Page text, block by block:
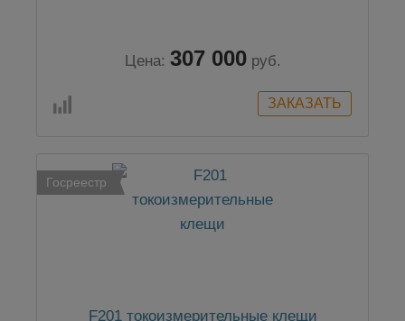
Цена: 307 000 руб.
Госреестр
F201 токоизмерительные клещи